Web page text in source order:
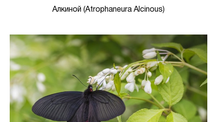
Алкиной (Atrophaneura Alcinous)